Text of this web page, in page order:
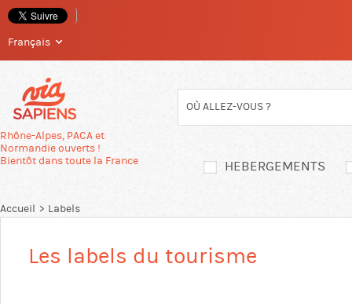
Français
Rhône-Alpes, PACA et
Normandie ouverts !
Bientôt dans toute la France
HEBERGEMENTS
Accueil Labels
Les labels du tourisme